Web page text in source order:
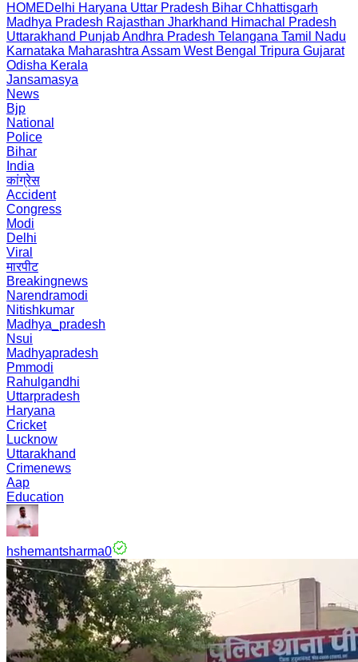
HOMEDelhi Haryana Uttar Pradesh Bihar Chhattisgarh
Madhya Pradesh Rajasthan Jharkhand Himachal Pradesh
Uttarakhand PunjabAndhra Pradesh Telangana Tamil Nadu
Karnataka Maharashtra Assam West Bengal Tripura Gujarat
Odisha Kerala
Jansamasya
News
Bjp
National
Police
Bihar
India
कांग्रेस
Accident
Congress
Modi
Delhi
Viral
मारपीट
Breakingnews
Narendramodi
Nitishkumar
Madhya_pradesh
Nsui
Madhyapradesh
Pmmodi
Rahulgandhi
Uttarpradesh
Haryana
Cricket
Lucknow
Uttarakhand
Crimenews
Aap
Education
hshemantsharma0